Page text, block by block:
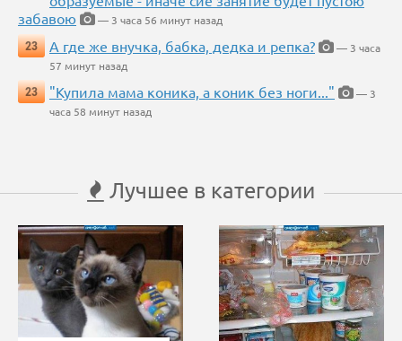
забавою
— 3 часа 56 минут назад
23
А где же внучка, бабка, дедка и репка?
— 3 часа
57 минут назад
23
"Купила мама коника, а коник без ноги..."
— 3
часа 58 минут назад
Лучшее в категории